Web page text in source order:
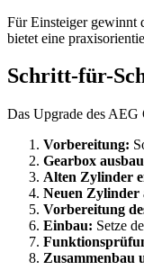
Für Einsteiger gewinnt
bietet eine
Schritt-für-
Das Upgrade des AEG
Vorbereitung:
Gearbox
Alten Zylinder
Neuen Zylinder
Vorbereitung
Einbau: Setze
Zusammenbau